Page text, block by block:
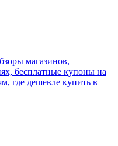
магазинов,
бесплатные купоны на
где дешевле купить в